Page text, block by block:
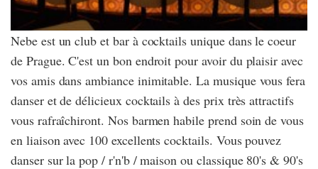
Nebe est un club et bar à cocktails unique dans le coeur
de Prague. C'est un bon endroit pour avoir du plaisir avec
vos amis dans ambiance inimitable. La musique vous fera
danser et de délicieux cocktails à des prix très attractifs
vous rafraîchiront. Nos barmen habile prend soin de vous
en liaison avec 100 excellents cocktails. Vous pouvez
danser sur la pop / r'n'b / maison ou classique 80's & 90's